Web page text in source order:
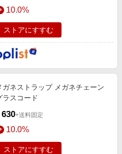
10.0%
ストアにすすむ
ガネストラップ メガネチェーン
ラスコード
630+送料固定
10.0%
ストアにすすむ